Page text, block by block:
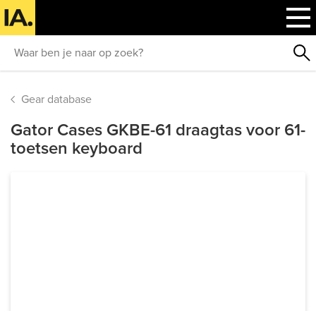
Gear database
Gator Cases GKBE-61 draagtas voor 61-
toetsen keyboard